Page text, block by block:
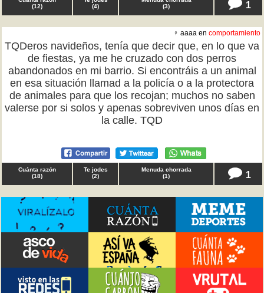
(12)
(4)
(3) 1
♀ aaaa en comportamiento
TQDeros navideños, tenía que decir que, en lo que va
de fiestas, ya me he cruzado con dos perros
abandonados en mi barrio. Si encontráis a un animal
en esa situación llamad a la policía o a la protectora
de animales para que los recojan; muchos no saben
valerse por si solos y apenas sobreviven unos días en
la calle. TQD
Cuánta razón
(18)
Te jodes
(2)
Menuda chorrada
(1) 1